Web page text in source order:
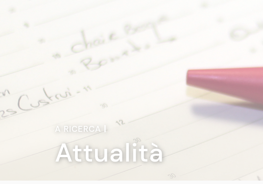
A RICERCA|
Attualità